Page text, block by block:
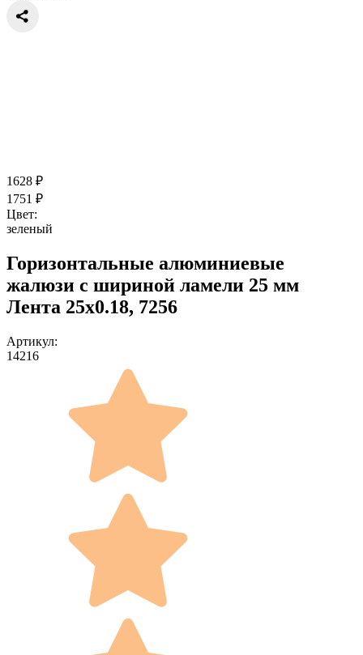
1628 ₽
1751 ₽
Цвет:
зеленый
Горизонтальные алюминиевые
жалюзи с шириной ламели 25 мм
Лента 25x0.18, 7256
Артикул:
14216